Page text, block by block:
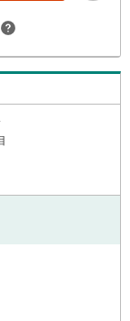
のご内覧もご対応
るので、名古屋市
曽根」駅徒歩1分
休日ございません